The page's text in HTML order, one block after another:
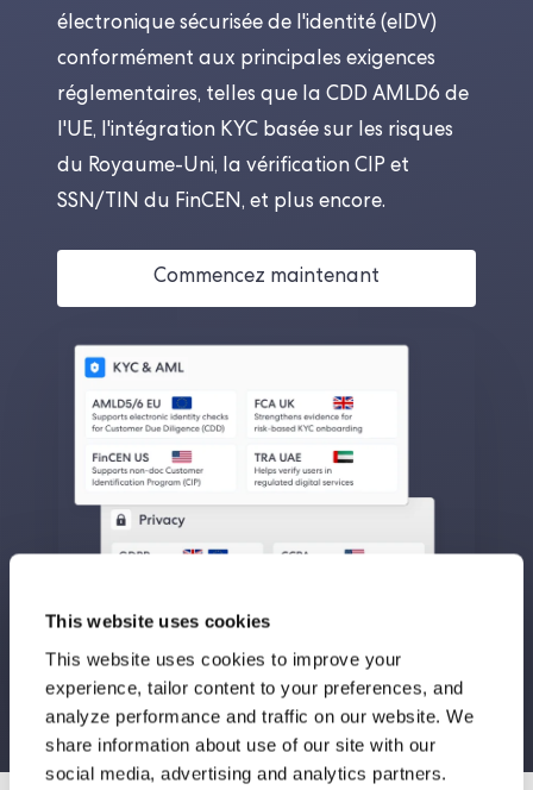
This website uses cookies
This website uses cookies to improve your
experience, tailor content to your preferences, and
analyze performance and traffic on our website. We
share information about use of our site with our
social media, advertising and analytics partners.
électronique sécurisée de l'identité (eIDV)
conformément aux principales exigences
réglementaires, telles que la CDD AMLD6 de
l'UE, l'intégration KYC basée sur les risques
du Royaume-Uni, la vérification CIP et
SSN/TIN du FinCEN, et plus encore.
Commencez maintenant